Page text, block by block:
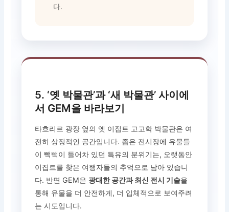
다.
5. ‘옛 박물관’과 ‘새 박물관’ 사이에
서 GEM을 바라보기
타흐리르 광장 옆의 옛 이집트 고고학 박물관은 여
전히 상징적인 공간입니다. 좁은 전시장에 유물들
이 빽빽이 들어차 있던 특유의 분위기는, 오랫동안
이집트를 찾은 여행자들의 추억으로 남아 있습니
다. 반면 GEM은 광대한 공간과 최신 전시 기술을
통해 유물을 더 안전하게, 더 입체적으로 보여주려
는 시도입니다.